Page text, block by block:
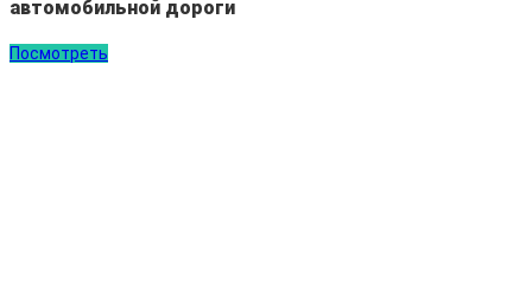
автомобильной дороги
Посмотреть